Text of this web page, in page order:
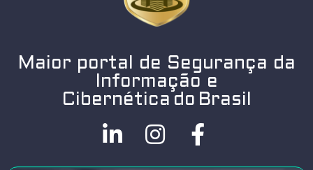
Maior portal de Segurança da
Informação e
Cibernética do Brasil